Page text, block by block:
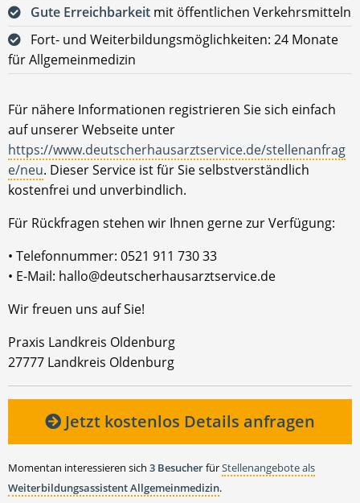
Gute Erreichbarkeit mit öffentlichen Verkehrsmitteln
Fort- und Weiterbildungsmöglichkeiten: 24 Monate
für Allgemeinmedizin
Für nähere Informationen registrieren Sie sich einfach
auf unserer Webseite unter
https://www.deutscherhausarztservice.de/stellenanfrag
e/neu. Dieser Service ist für Sie selbstverständlich
kostenfrei und unverbindlich.
Für Rückfragen stehen wir Ihnen gerne zur Verfügung:
• Telefonnummer: 0521 911 730 33
• E-Mail: hallo@deutscherhausarztservice.de
Wir freuen uns auf Sie!
Praxis Landkreis Oldenburg
27777 Landkreis Oldenburg
Jetzt kostenlos Details anfragen
Momentan interessieren sich 3 BesucherfürStellenangebote als
Weiterbildungsassistent Allgemeinmedizin.